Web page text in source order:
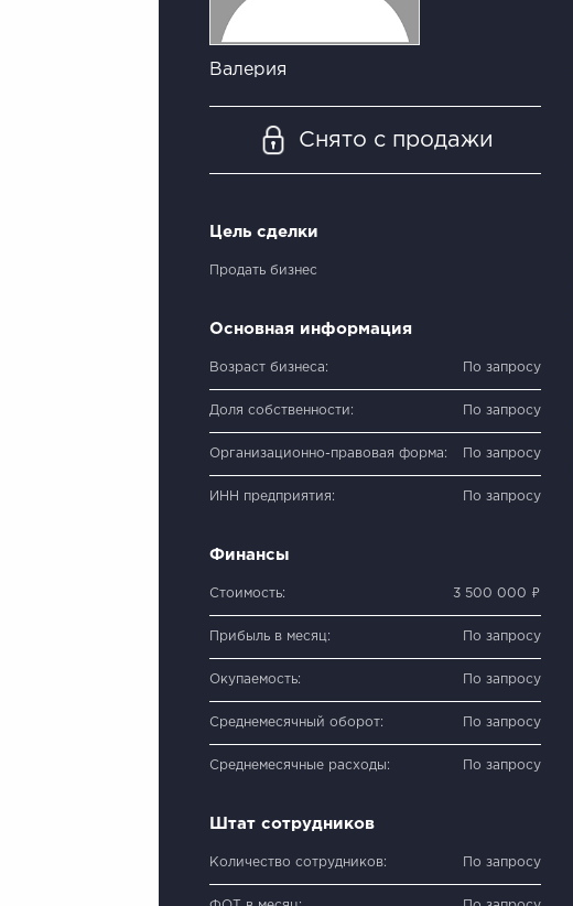
Валерия
Снято с продажи
Цель сделки
Продать бизнес
Основная информация
Возраст бизнеса: По запросу
Доля собственности: По запросу
Организационно-правовая форма: По запросу
ИНН предприятия: По запросу
Финансы
Стоимость: 3 500 000 ₽
Прибыль в месяц: По запросу
Окупаемость: По запросу
Среднемесячный оборот: По запросу
Среднемесячные расходы: По запросу
Штат сотрудников
Количество сотрудников: По запросу